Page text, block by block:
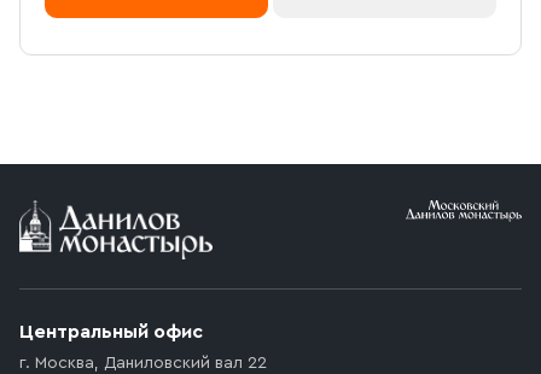
Центральный офис
г. Москва, Даниловский вал 22